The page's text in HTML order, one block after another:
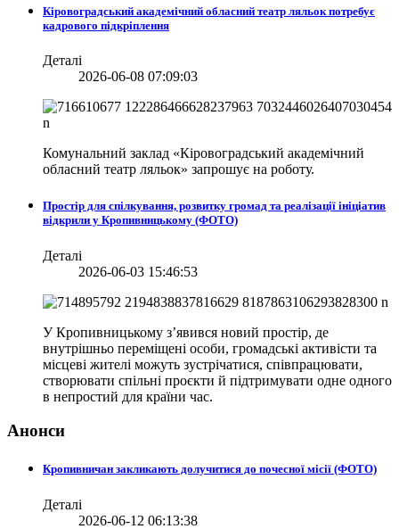
Кіровоградський академічний обласний театр ляльок потребує
кадрового підкріплення
Деталі
2026-06-08 07:09:03
Комунальний заклад «Кіровоградський академічний
обласний театр ляльок» запрошує на роботу.
Простір для спілкування, розвитку громад та реалізації ініціатив
відкрили у Кропивницькому (ФОТО)
Деталі
2026-06-03 15:46:53
У Кропивницькому з’явився новий простір, де
внутрішньо переміщені особи, громадські активісти та
місцеві жителі можуть зустрічатися, співпрацювати,
створювати спільні проєкти й підтримувати одне одного
в непростий для країни час.
Анонси
Кропивничан закликають долучитися до почесної місії (ФОТО)
Деталі
2026-06-12 06:13:38